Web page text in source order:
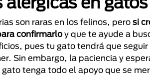
son raras en los felinos, pero si
confirmarloy que te ayude a
pues tu gato tendrá que
Sin embargo, la paciencia y
tenga todo el apoyo que se